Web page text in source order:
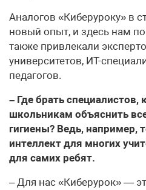
Аналогов «Киберуроку» в
новый опыт, и здесь нам
также привлекали
университетов, ИТ-
педагогов.
– Где брать специалистов,
школьникам объяснить
гигиены? Ведь, например,
интеллект для многих
для самих ребят.
– Для нас «Киберурок» —